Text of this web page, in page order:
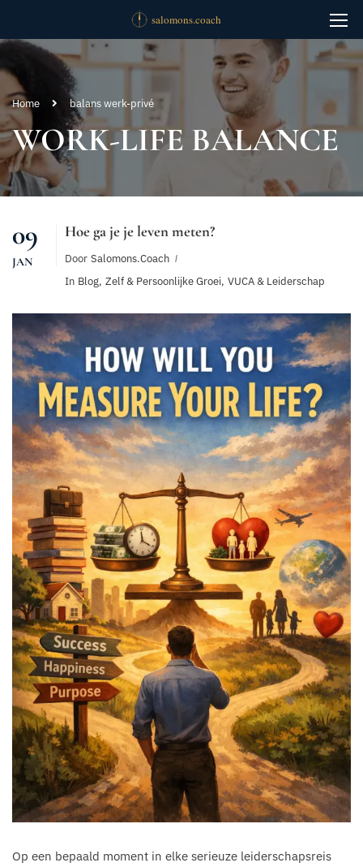
Home balans werk-privé
WORK-LIFE BALANCE
09
JAN
Hoe ga je je leven meten?
Door Salomons.coach
In Blog, Zelf & Persoonlijke Groei, VUCA & Leiderschap
Op een bepaald moment in elke serieuze leiderschapsreis